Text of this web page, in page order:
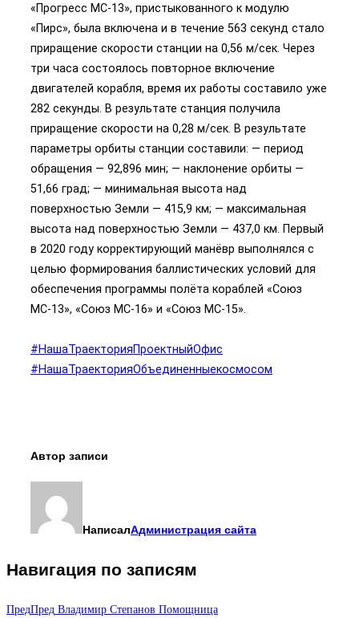
«Прогресс МС-13», пристыкованного к модулю
«Пирс», была включена и в течение 563 секунд стало
приращение скорости станции на 0,56 м/сек. Через
три часа состоялось повторное включение
двигателей корабля, время их работы составило уже
282 секунды. В результате станция получила
приращение скорости на 0,28 м/сек. В результате
параметры орбиты станции составили: — период
обращения — 92,896 мин; — наклонение орбиты —
51,66 град; — минимальная высота над
поверхностью Земли — 415,9 км; — максимальная
высота над поверхностью Земли — 437,0 км. Первый
в 2020 году корректирующий манёвр выполнялся с
целью формирования баллистических условий для
обеспечения программы полёта кораблей «Союз
МС-13», «Союз МС-16» и «Союз МС-15».
#НашаТраекторияПроектныйОфис
#НашаТраекторияОбъединенныекосмосом
Автор записи
НаписалАдминистрация сайта
Навигация по записям
ПредПред Владимир Степанов Помощница